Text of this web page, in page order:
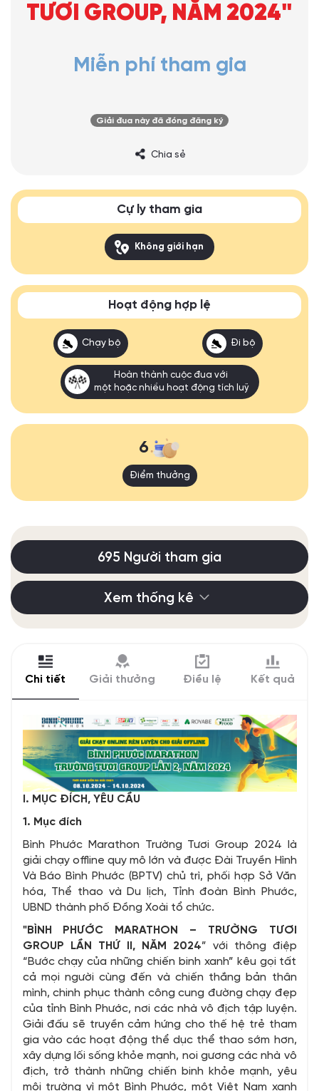
TƯƠI GROUP, NĂM 2024"
Miễn phí tham gia
Giải đua này đã đóng đăng ký
Chia sẻ
Cự ly tham gia
Không giới hạn
Hoạt động hợp lệ
Chạy bộ Đi bộ
Hoàn thành cuộc đua với
một hoặc nhiều hoạt động tích luỹ
6
Điểm thưởng
695 Người tham gia
Xem thống kê
Chi tiết Giải thưởng Điều lệ Kết quả
I. MỤC ĐÍCH, YÊU CẦU
1. Mục đích
Bình Phước Marathon Trường Tươi Group 2024 là
giải chạy offline quy mô lớn và được Đài Truyền Hình
Và Báo Bình Phước (BPTV) chủ trì, phối hợp Sở Văn
hóa, Thể thao và Du lịch, Tỉnh đoàn Bình Phước,
UBND thành phố Đồng Xoài tổ chức.
"BÌNH PHƯỚC MARATHON – TRƯỜNG TƯƠI
GROUP LẦN THỨ II, NĂM 2024” với thông điệp
“Bước chạy của những chiến binh xanh” kêu gọi tất
cả mọi người cùng đến và chiến thắng bản thân
mình, chinh phục thành công cung đường chạy đẹp
của tỉnh Bình Phước, nơi các nhà vô địch tập luyện.
Giải đấu sẽ truyền cảm hứng cho thế hệ trẻ tham
gia vào các hoạt động thể dục thể thao sớm hơn,
xây dựng lối sống khỏe mạnh, noi gương các nhà vô
địch, trở thành những chiến binh khỏe mạnh, yêu
môi trường vì một Bình Phước, một Việt Nam xanh